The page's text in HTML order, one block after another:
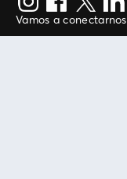
Vamos a conectarnos